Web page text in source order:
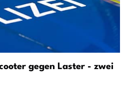
gegen Laster - zwei